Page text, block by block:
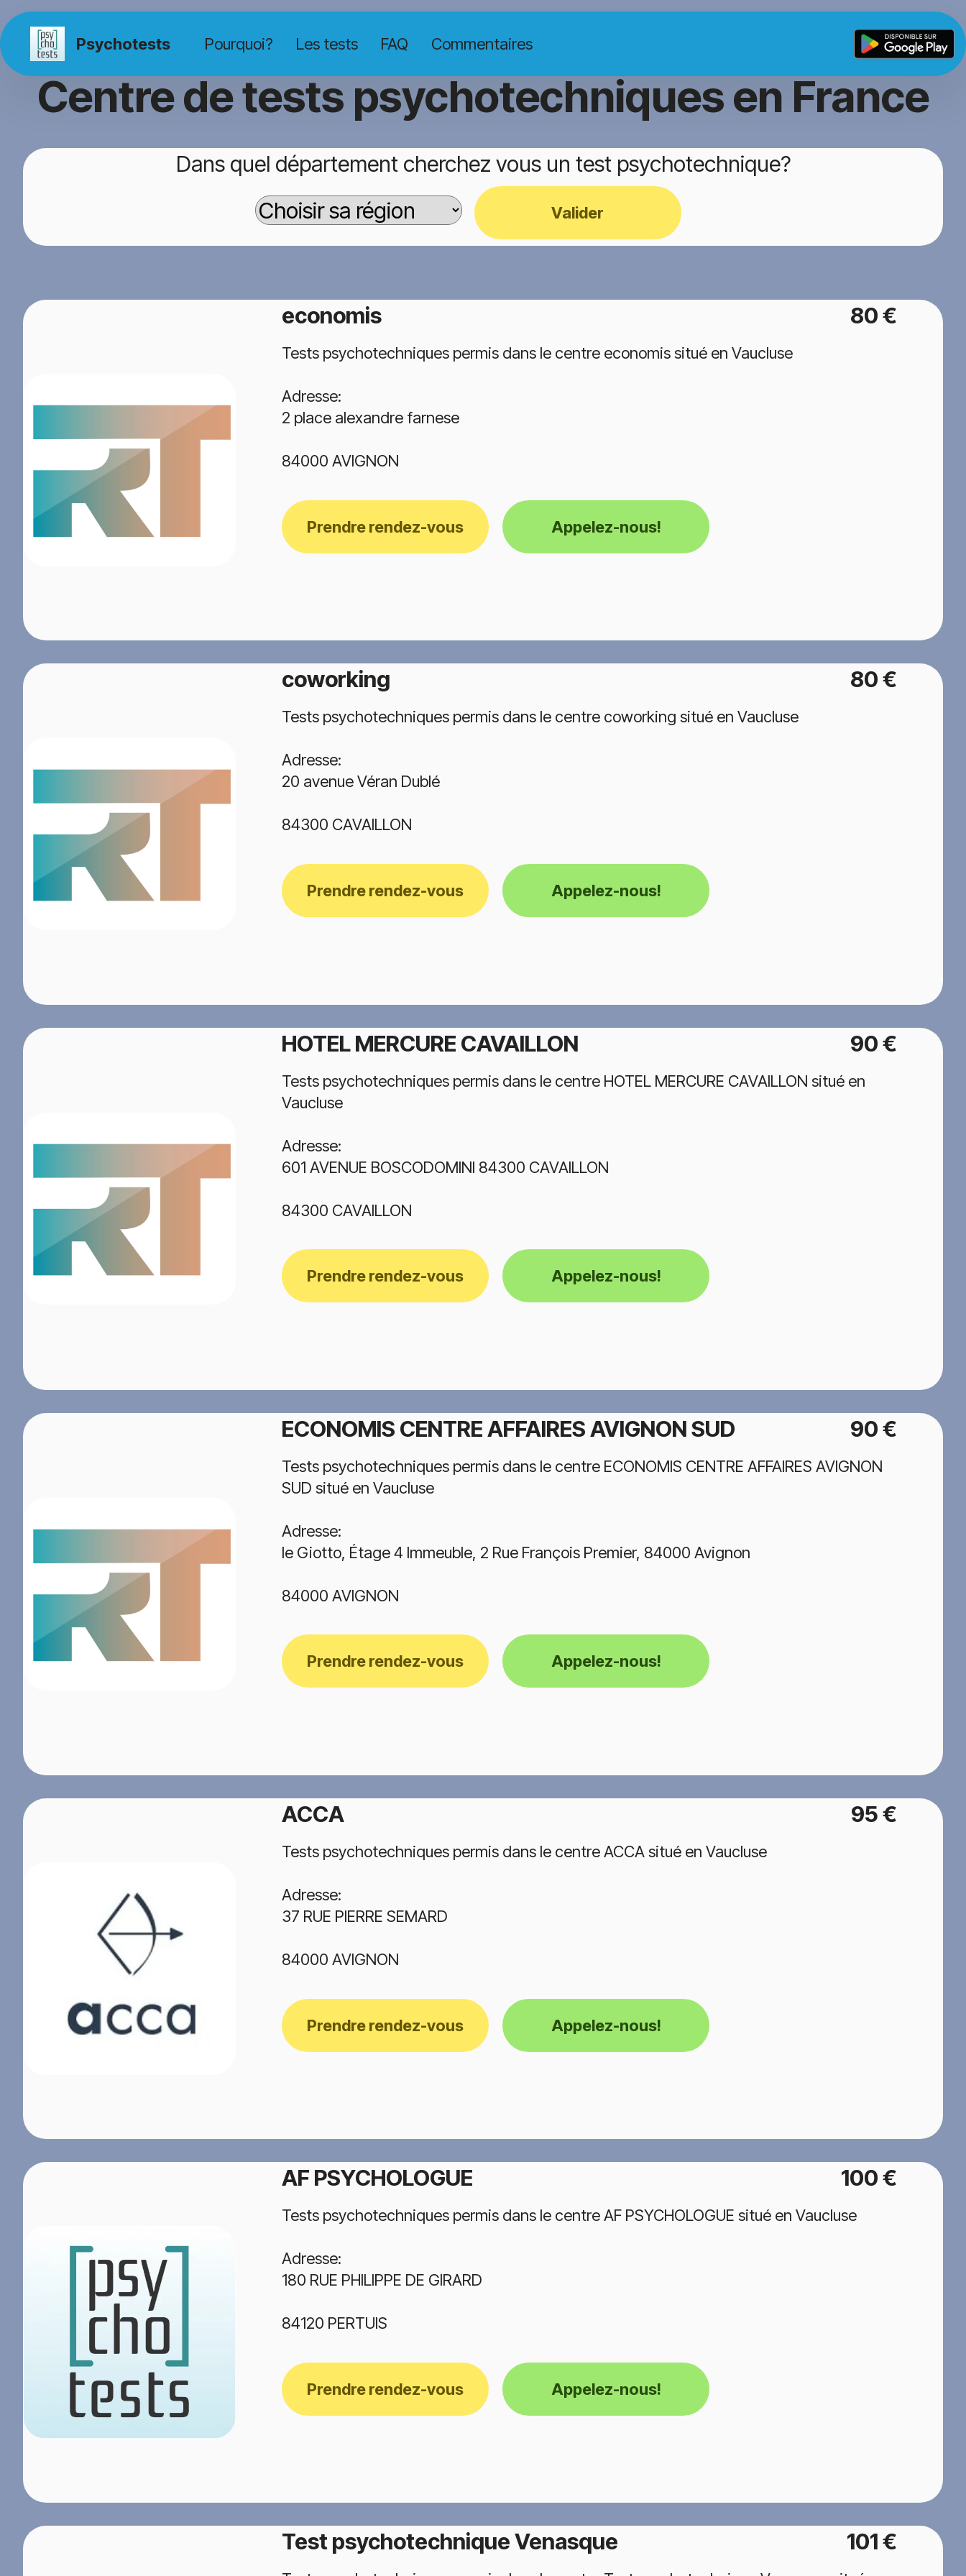
Psychotests Pourquoi? Les tests FAQ Commentaires
Centre de tests psychotechniques en France
Dans quel département cherchez vous un test psychotechnique?
Valider
economis 80 €
Tests psychotechniques permis dans le centre economis situé en Vaucluse
Adresse:
2 place alexandre farnese
84000 AVIGNON
Prendre rendez-vous Appelez-nous!
coworking 80 €
Tests psychotechniques permis dans le centre coworking situé en Vaucluse
Adresse:
20 avenue Véran Dublé
84300 CAVAILLON
Prendre rendez-vous Appelez-nous!
HOTEL MERCURE CAVAILLON 90 €
Tests psychotechniques permis dans le centre HOTEL MERCURE CAVAILLON situé en
Vaucluse
Adresse:
601 AVENUE BOSCODOMINI 84300 CAVAILLON
84300 CAVAILLON
Prendre rendez-vous Appelez-nous!
ECONOMIS CENTRE AFFAIRES AVIGNON SUD 90 €
Tests psychotechniques permis dans le centre ECONOMIS CENTRE AFFAIRES AVIGNON
SUD situé en Vaucluse
Adresse:
le Giotto, Étage 4 Immeuble, 2 Rue François Premier, 84000 Avignon
84000 AVIGNON
Prendre rendez-vous Appelez-nous!
ACCA 95 €
Tests psychotechniques permis dans le centre ACCA situé en Vaucluse
Adresse:
37 RUE PIERRE SEMARD
84000 AVIGNON
Prendre rendez-vous Appelez-nous!
AF PSYCHOLOGUE 100 €
Tests psychotechniques permis dans le centre AF PSYCHOLOGUE situé en Vaucluse
Adresse:
180 RUE PHILIPPE DE GIRARD
84120 PERTUIS
Prendre rendez-vous Appelez-nous!
Test psychotechnique Venasque 101 €